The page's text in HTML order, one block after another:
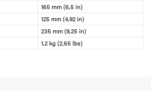
165 mm (6,5 in)
125 mm (4,92 in)
235 mm (9,25 in)
1,2 kg (2,65 lbs)